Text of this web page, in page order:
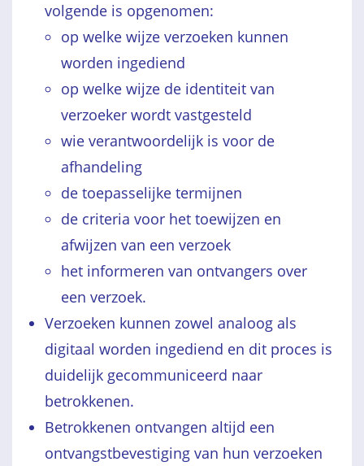
volgende is opgenomen:
op welke wijze verzoeken kunnen
worden ingediend
op welke wijze de identiteit van
verzoeker wordt vastgesteld
wie verantwoordelijk is voor de
afhandeling
de toepasselijke termijnen
de criteria voor het toewijzen en
afwijzen van een verzoek
het informeren van ontvangers over
een verzoek.
Verzoeken kunnen zowel analoog als
digitaal worden ingediend en dit proces is
duidelijk gecommuniceerd naar
betrokkenen.
Betrokkenen ontvangen altijd een
ontvangstbevestiging van hun verzoeken